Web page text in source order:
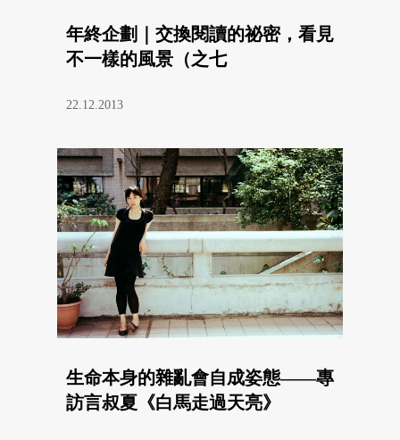
年終企劃｜交換閱讀的祕密，看見
不一樣的風景（之七
22.12.2013
生命本身的雜亂會自成姿態——專
訪言叔夏《白馬走過天亮》